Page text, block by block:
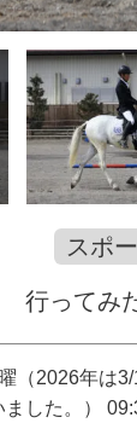
スポ
行ってみ
（2026年は
ました。）